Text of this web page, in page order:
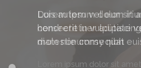
Lorem ipsum dolor sit
consectetuer
diam nonummy nibh
Lorem ipsum dolor sit
Duis autem vel eum
hendrerit in vulputate
molestie consequat
Lorem ipsum dolor sit